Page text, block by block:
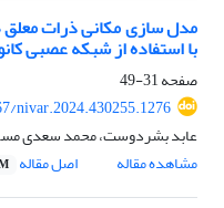
با استفاده از شبکه عصبی
صفحه31-49
nivar.2024.430255.1276
عابد بشردوست، محمد سعدی
مشاهده مقاله
اصل مقاله